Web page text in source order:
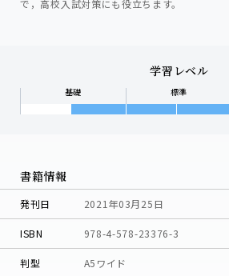
で，高校入試対策にも役立ちます。
学習レベル
基礎 標準
書籍情報
発刊日 2021年03月25日
ISBN 978-4-578-23376-3
判型 A5ワイド